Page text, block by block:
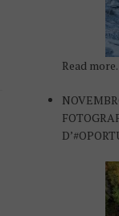
Read